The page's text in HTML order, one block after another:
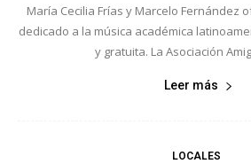
María Cecilia Frías y Marcelo Fernández
dedicado a la música académica
y gratuita. La Asociación
Leer más
LOCALES